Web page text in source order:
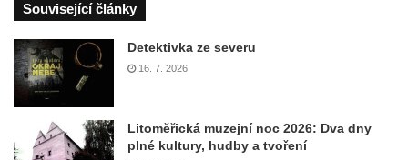
Související články
Detektivka ze severu
16. 7. 2026
Litoměřická muzejní noc 2026: Dva dny
plné kultury, hudby a tvoření